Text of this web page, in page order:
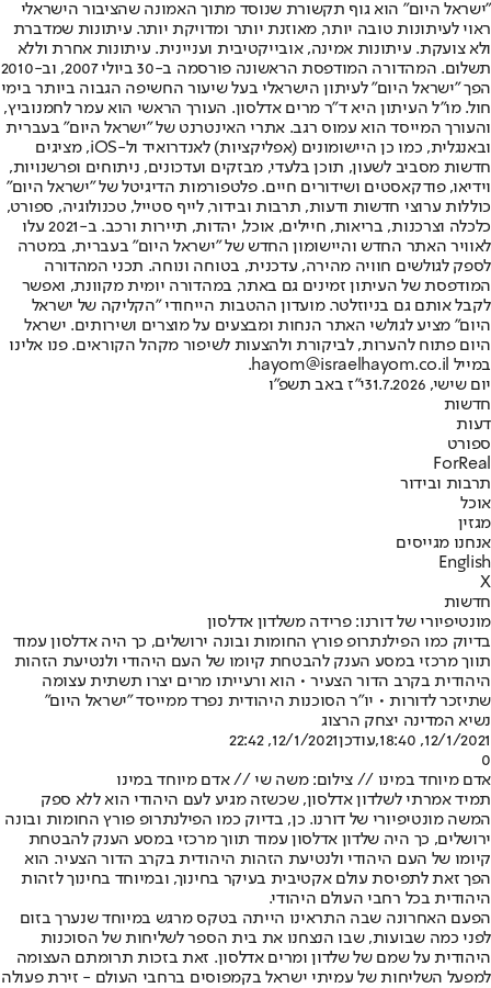
"ישראל היום" הוא גוף תקשורת שנוסד מתוך האמונה שהציבור הישראלי
ראוי לעיתונות טובה יותר, מאוזנת יותר ומדויקת יותר. עיתונות שמדברת
ולא צועקת. עיתונות אמינה, אובייקטיבית ועניינית. עיתונות אחרת וללא
תשלום. המהדורה המודפסת הראשונה פורסמה ב-30 ביולי 2007, וב-2010
הפך "ישראל היום" לעיתון הישראלי בעל שיעור החשיפה הגבוה ביותר בימי
חול. מו"ל העיתון היא ד"ר מרים אדלסון. העורך הראשי הוא עמר לחמנוביץ,
והעורך המייסד הוא עמוס רגב. אתרי האינטרנט של "ישראל היום" בעברית
ובאנגלית, כמו כן היישומונים (אפליקציות) לאנדרואיד ול-iOS, מציגים
חדשות מסביב לשעון, תוכן בלעדי, מבזקים ועדכונים, ניתוחים ופרשנויות,
וידיאו, פודקאסטים ושידורים חיים. פלטפורמות הדיגיטל של "ישראל היום"
כוללות ערוצי חדשות ודעות, תרבות ובידור, לייף סטייל, טכנולוגיה, ספורט,
כלכלה וצרכנות, בריאות, חיילים, אוכל, יהדות, תיירות ורכב. ב-2021 עלו
לאוויר האתר החדש והיישומון החדש של "ישראל היום" בעברית, במטרה
לספק לגולשים חוויה מהירה, עדכנית, בטוחה ונוחה. תכני המהדורה
המודפסת של העיתון זמינים גם באתר, במהדורה יומית מקוונת, ואפשר
לקבל אותם גם בניוזלטר. מועדון ההטבות הייחודי "הקליקה של ישראל
היום" מציע לגולשי האתר הנחות ומבצעים על מוצרים ושירותים. ישראל
היום פתוח להערות, לביקורת ולהצעות לשיפור מקהל הקוראים. פנו אלינו
במייל hayom@israelhayom.co.il.
יום שישי, 31.7.2026
י"ז באב תשפ"ו
חדשות
דעות
ספורט
ForReal
תרבות ובידור
אוכל
מגזין
אנחנו מגייסים
English
X
חדשות
מונטיפיורי של דורנו: פרידה משלדון אדלסון
בדיוק כמו הפילנתרופ פורץ החומות ובונה ירושלים, כך היה אדלסון עמוד
תווך מרכזי במסע הענק להבטחת קיומו של העם היהודי ולנטיעת הזהות
היהודית בקרב הדור הצעיר • הוא ורעייתו מרים יצרו תשתית עצומה
שתיזכר לדורות • יו"ר הסוכנות היהודית נפרד ממייסד "ישראל היום"
נשיא המדינה יצחק הרצוג
12/1/2021, 18:40
,עודכן12/1/2021, 22:42
0
אדם מיוחד במינו // צילום: משה שי // אדם מיוחד במינו
תמיד אמרתי לשלדון אדלסון, שכשזה מגיע לעם היהודי הוא ללא ספק
המשה מונטיפיורי של דורנו. כן, בדיוק כמו הפילנתרופ פורץ החומות ובונה
ירושלים, כך היה שלדון אדלסון עמוד תווך מרכזי במסע הענק להבטחת
קיומו של העם היהודי ולנטיעת הזהות היהודית בקרב הדור הצעיר. הוא
הפך זאת לתפיסת עולם אקטיבית בעיקר בחינוך, ובמיוחד בחינוך לזהות
היהודית בכל רחבי העולם היהודי.
הפעם האחרונה שבה התראינו הייתה בטקס מרגש במיוחד שנערך בזום
לפני כמה שבועות, שבו הנצחנו את בית הספר לשליחות של הסוכנות
היהודית על שמם של שלדון ומרים אדלסון. זאת בזכות תרומתם העצומה
למפעל השליחות של עמיתי ישראל בקמפוסים ברחבי העולם - זירת פעולה